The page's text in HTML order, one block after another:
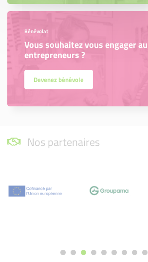
Bénévolat
Vous souhaitez vous engager
entrepreneurs ?
Devenez bénévole
Nos partenaires